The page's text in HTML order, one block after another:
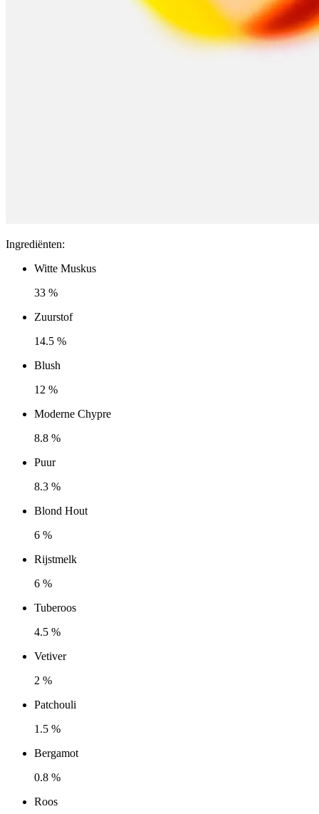
Ingrediënten:
Witte Muskus
33 %
Zuurstof
14.5 %
Blush
12 %
Moderne Chypre
8.8 %
Puur
8.3 %
Blond Hout
6 %
Rijstmelk
6 %
Tuberoos
4.5 %
Vetiver
2 %
Patchouli
1.5 %
Bergamot
0.8 %
Roos